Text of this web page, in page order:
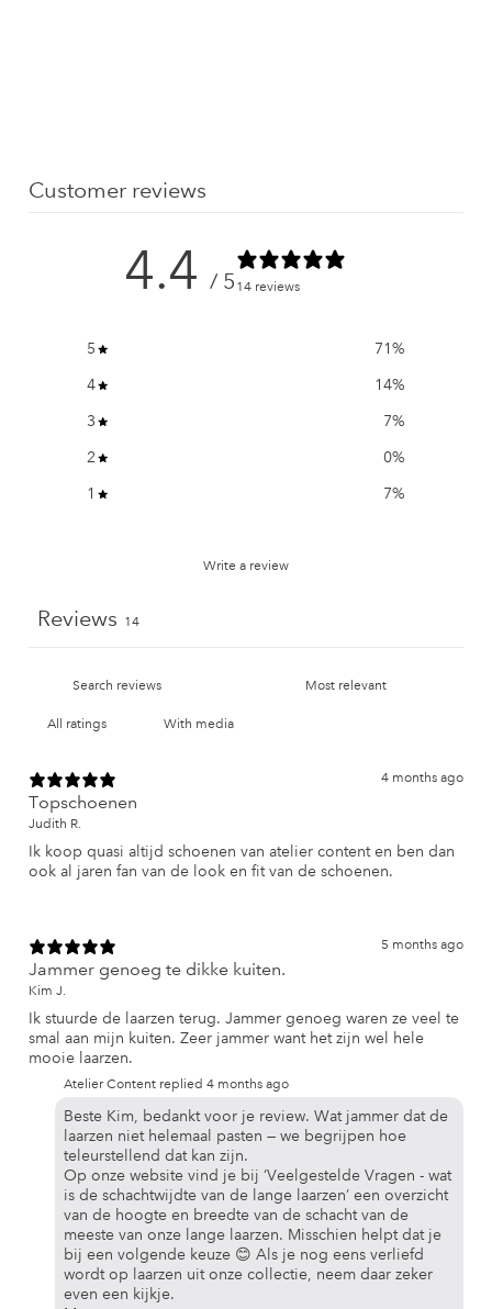
Customer reviews
4.4 / 5 14 reviews
5 71%
4
14%
3
7%
2
0%
1
7%
Write a review
Reviews 14
With media
4 months ago
Topschoenen
Judith R.
Ik koop quasi altijd schoenen van atelier content en ben dan
ook al jaren fan van de look en fit van de schoenen.
5 months ago
Jammer genoeg te dikke kuiten.
Kim J.
Ik stuurde de laarzen terug. Jammer genoeg waren ze veel te
smal aan mijn kuiten. Zeer jammer want het zijn wel hele
mooie laarzen.
Atelier Content replied 4 months ago
Beste Kim, bedankt voor je review. Wat jammer dat de
laarzen niet helemaal pasten — we begrijpen hoe
teleurstellend dat kan zijn.
Op onze website vind je bij ‘Veelgestelde Vragen - wat
is de schachtwijdte van de lange laarzen’ een overzicht
van de hoogte en breedte van de schacht van de
meeste van onze lange laarzen. Misschien helpt dat je
bij een volgende keuze 😊 Als je nog eens verliefd
wordt op laarzen uit onze collectie, neem daar zeker
even een kijkje.